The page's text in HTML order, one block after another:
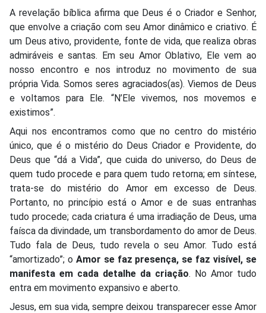
A revelação bíblica afirma que Deus é o Criador e Senhor,
que envolve a criação com seu Amor dinâmico e criativo. É
um Deus ativo, providente, fonte de vida, que realiza obras
admiráveis e santas. Em seu Amor Oblativo, Ele vem ao
nosso encontro e nos introduz no movimento de sua
própria Vida. Somos seres agraciados(as). Viemos de Deus
e voltamos para Ele. “N’Ele vivemos, nos movemos e
existimos”.
Aqui nos encontramos como que no centro do mistério
único, que é o mistério do Deus Criador e Providente, do
Deus que “dá a Vida”, que cuida do universo, do Deus de
quem tudo procede e para quem tudo retorna; em síntese,
trata-se do mistério do Amor em excesso de Deus.
Portanto, no princípio está o Amor e de suas entranhas
tudo procede; cada criatura é uma irradiação de Deus, uma
faísca da divindade, um transbordamento do amor de Deus.
Tudo fala de Deus, tudo revela o seu Amor. Tudo está
“amortizado”; o Amor se faz presença, se faz visível, se
manifesta em cada detalhe da criação. No Amor tudo
entra em movimento expansivo e aberto.
Jesus, em sua vida, sempre deixou transparecer esse Amor